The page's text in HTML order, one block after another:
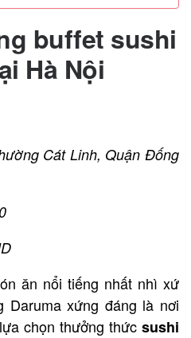
buffet sushi
Hà Nội
Cát Linh, Quận Đống
ăn nổi tiếng nhất nhì xứ
Daruma xứng đáng là nơi
chọn thưởng thức sushi